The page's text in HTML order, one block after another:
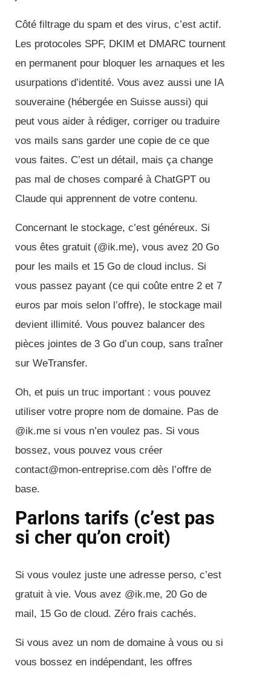
Côté filtrage du spam et des virus, c’est actif.
Les protocoles SPF, DKIM et DMARC tournent
en permanent pour bloquer les arnaques et les
usurpations d’identité. Vous avez aussi une IA
souveraine (hébergée en Suisse aussi) qui
peut vous aider à rédiger, corriger ou traduire
vos mails sans garder une copie de ce que
vous faites. C’est un détail, mais ça change
pas mal de choses comparé à ChatGPT ou
Claude qui apprennent de votre contenu.
Concernant le stockage, c’est généreux. Si
vous êtes gratuit (@ik.me), vous avez 20 Go
pour les mails et 15 Go de cloud inclus. Si
vous passez payant (ce qui coûte entre 2 et 7
euros par mois selon l’offre), le stockage mail
devient illimité. Vous pouvez balancer des
pièces jointes de 3 Go d’un coup, sans traîner
sur WeTransfer.
Oh, et puis un truc important : vous pouvez
utiliser votre propre nom de domaine. Pas de
@ik.me si vous n’en voulez pas. Si vous
bossez, vous pouvez vous créer
contact@mon-entreprise.com dès l’offre de
base.
Parlons tarifs (c’est pas
si cher qu’on croit)
Si vous voulez juste une adresse perso, c’est
gratuit à vie. Vous avez @ik.me, 20 Go de
mail, 15 Go de cloud. Zéro frais cachés.
Si vous avez un nom de domaine à vous ou si
vous bossez en indépendant, les offres